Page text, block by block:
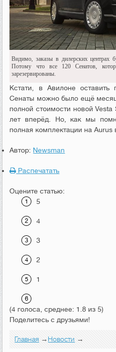
Видимо, заказы в дилерских центрах
Потому что все 120 Сенатов,
зарезервированы.
Кстати, в Авилоне оставить
Сенаты можно было ещё
полной стоимости новой
лет вперёд. Но, как мы
полная комплектации на Aurus
Автор: Newsman
Распечатать
Оцените статью:
5
4
3
2
1
(4 голоса, среднее: 1.8 из 5)
Поделитесь с друзьями!
Главная →Новости →